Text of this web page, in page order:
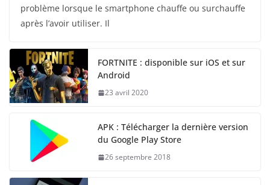
problème lorsque le smartphone chauffe ou surchauffe
après l’avoir utiliser. Il
FORTNITE : disponible sur iOS et sur
Android
23 avril 2020
APK : Télécharger la dernière version
du Google Play Store
26 septembre 2018